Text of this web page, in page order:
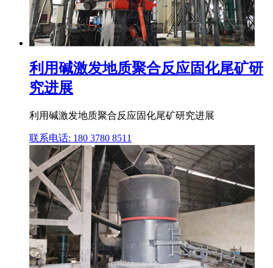
利用碱激发地质聚合反应固化尾矿研
究进展
利用碱激发地质聚合反应固化尾矿研究进展
联系电话: 180 3780 8511